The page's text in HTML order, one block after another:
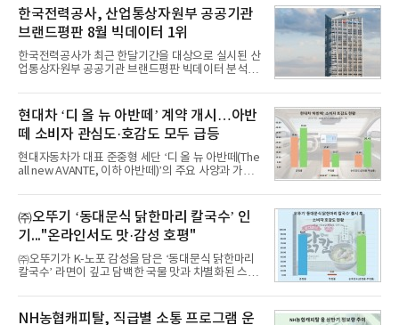
비스 상장기업 브랜드를 대상으로 지난 7월 7일부터
8월 7일까지 수집된 소비자 빅데이터 10,074,233건
을 분석한 결과, 메가스터디교육이 브랜드평판지수
1,710,926을 기록하며 8월 1위에 올랐다고 밝혔다.
분석에 활용된 빅데이터는 지난 7월(9,491,206건) 대
비 6.14% 증가한 수치로, 교육서비스 상장기업 브랜
디교육, 대교, 디지
한국전력공사, 산업통상자원부 공공기관
브랜드평판 8월 빅데이터 1위
한국전력공사가 최근 한달기간을 대상으로 실시된 산
업통상자원부 공공기관 브랜드평판 빅데이터 분석에
이 순으로 뒤를 이었다.7일 한국기업평판연구소(소장
구창환)는 산업통상자원부 공공기관 41개 브랜드를
대상으로 지난 7월 7일부터 8월 7일까지 수집된 소비
자 빅데이터 91,102,549건을 분석한 결과, 한국전력
공사가 브랜드평판지수 10,670,633을 기록하며 8월
1위에 올랐다고 밝혔다. 분석에 활용된 빅데이터는 지
난 7월(88,893,823건) 대비 2.48% 증가한 수치다.연
수력원자력, 한국석
현대차 ‘디 올 뉴 아반떼’ 계약 개시…아반
떼 소비자 관심도·호감도 모두 급등
현대자동차가 대표 준중형 세단 ‘디 올 뉴 아반떼(The
all new AVANTE, 이하 아반떼)’의 주요 사양과 가격
떼는 6년 만에 선보이는 8세대 완전변경 모델로, ▲정
교한 선과 면을 중심으로 완성한 파격적인 디자인 ▲
과거 중형 세단 수준으로 확대된 차체 제원 ▲글로벌
최고 수준의 안전성 ▲성능과 효율을 동시에 높인 주
행 완성도 ▲첨단 편의 및 디지털 사양 적용 등을 통해
글로벌 준중형 세단의 새로운 기준을 세웠다.아반떼
는 가솔린 2.0과 1.6 하이브리드 두 가지 파워트레인
넘
㈜오뚜기 ‘동대문식 닭한마리 칼국수’ 인
기..."온라인서도 맛·감성 호평"
㈜오뚜기가 K-노포 감성을 담은 ‘동대문식 닭한마리
칼국수’ 라면이 깊고 담백한 국물 맛과 차별화된 스토
혔다.‘동대문식 닭한마리 칼국수’는 예상을 뛰어넘는
소비자 호응에 힘입어 지난 7월 13일 첫 선을 보인 지
NH농협캐피탈, 직급별 소통 프로그램 운